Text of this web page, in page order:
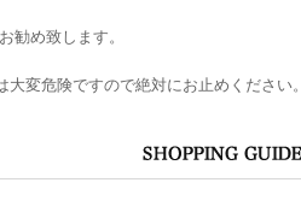
勧め致します。
変危険ですので絶対にお止めください。